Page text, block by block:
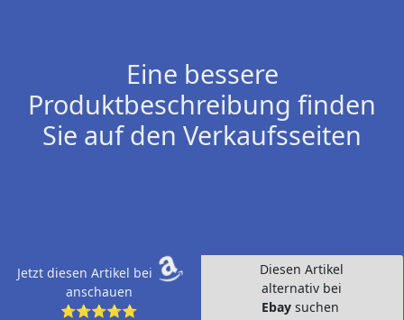
Eine bessere
Produktbeschreibung finden
Sie auf den Verkaufsseiten
Jetzt diesen Artikel bei
anschauen
⭐⭐⭐⭐⭐
Diesen Artikel
alternativ bei
Ebay suchen